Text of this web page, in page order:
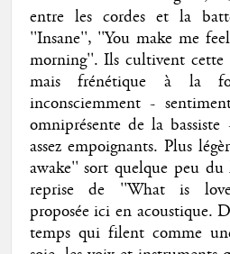
entre les cordes et la
''Insane'', ''You make me
morning''. Ils cultivent cette
mais frénétique à la
inconsciemment -
omniprésente de la
assez empoignants. Plus
awake'' sort quelque peu
reprise de ''What is
proposée ici en acoustique.
temps qui filent comme